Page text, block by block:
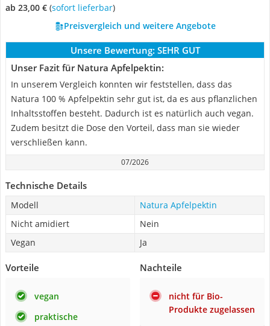
ab 23,00 € ( Sofort lieferbar)
Preisvergleich und weitere Angebote
Unsere Bewertung: SEHR GUT
Unser Fazit für Natura Apfelpektin:
In unserem Vergleich konnten wir feststellen, dass das
Natura 100 % Apfelpektin sehr gut ist, da es aus pflanzlichen
Inhaltsstoffen besteht. Dadurch ist es natürlich auch vegan.
Zudem besitzt die Dose den Vorteil, dass man sie wieder
verschließen kann.
07/2026
Technische Details
Modell
Natura Apfelpektin
Nicht amidiert
Nein
Vegan
Ja
Vorteile
vegan
praktische
Nachteile
nicht für Bio-
Produkte zugelassen